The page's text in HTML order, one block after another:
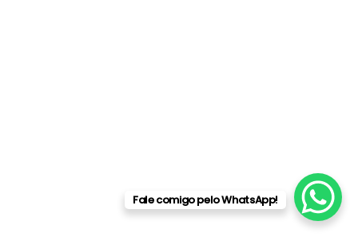
Fale comigo pelo WhatsApp!